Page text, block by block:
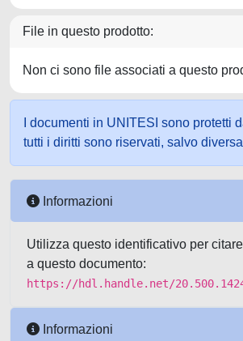
File in questo prodotto:
Non ci sono file associati a questo
I documenti in UNITESI sono protetti
tutti i diritti sono riservati, salvo
Informazioni
Utilizza questo identificativo per
a questo documento:
https://hdl.handle.net/
Informazioni